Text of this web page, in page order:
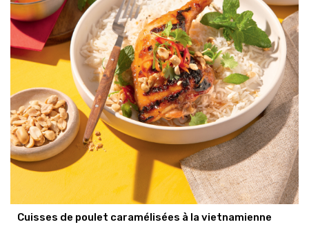
Cuisses de poulet caramélisées à la vietnamienne